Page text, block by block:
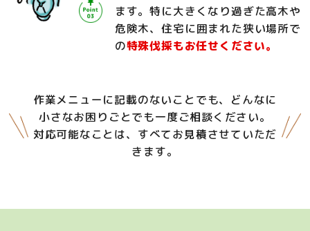
ます。特に大きくなり過ぎた高木や
危険木、住宅に囲まれた狭い場所で
の特殊伐採もお任せください。
作業メニューに記載のないことでも、どんなに
小さなお困りごとでも一度ご相談ください。
対応可能なことは、すべてお見積させていただ
きます。